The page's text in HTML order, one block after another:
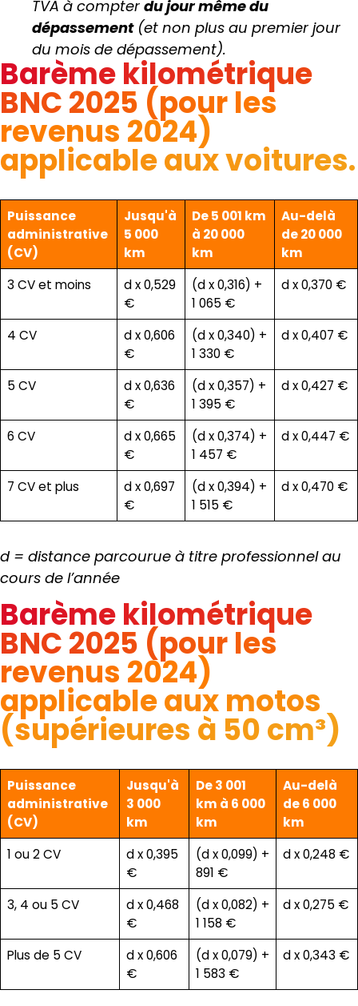
TVA à compter du jour même du
dépassement(et non plus au premier jour
du mois de dépassement).
Barème kilométrique
BNC 2025 (pour les
revenus 2024)
applicable aux voitures.
Puissance
administrative
(CV)
Jusqu'à
5 000
km
De 5 001 km
à 20 000
km
Au-delà
de 20 000
km
3 CV et moins
d x 0,529
€
(d x 0,316) +
1 065 €
d x 0,370 €
4 CV
d x 0,606
€
(d x 0,340) +
1 330 €
d x 0,407 €
5 CV
d x 0,636
€
(d x 0,357) +
1 395 €
d x 0,427 €
6 CV
d x 0,665
€
(d x 0,374) +
1 457 €
d x 0,447 €
7 CV et plus
d x 0,697
€
(d x 0,394) +
1 515 €
d x 0,470 €
d = distance parcourue à titre professionnel au
cours de l’année
Barème kilométrique
BNC 2025 (pour les
revenus 2024)
applicable aux motos
(supérieures à 50 cm³)
Puissance
administrative
(CV)
Jusqu'à
3 000
km
De 3 001
km à 6 000
km
Au-delà
de 6 000
km
1 ou 2 CV
d x 0,395
€
(d x 0,099) +
891 €
d x 0,248 €
3, 4 ou 5 CV
d x 0,468
€
(d x 0,082) +
1 158 €
d x 0,275 €
Plus de 5 CV
d x 0,606
€
(d x 0,079) +
1 583 €
d x 0,343 €